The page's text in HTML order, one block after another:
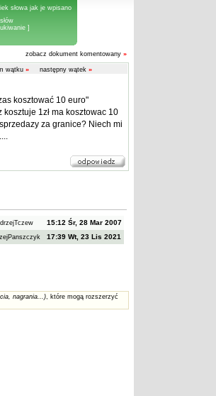
słowa jak je wpisano
]
zobacz dokument komentowany »
wątku » następny wątek »
kosztować 10 euro"
1zł ma kosztowac 10
za granice? Niech mi
15:12 Śr, 28 Mar 2007
17:39 Wt, 23 Lis 2021
nagrania...), które mogą rozszerzyć